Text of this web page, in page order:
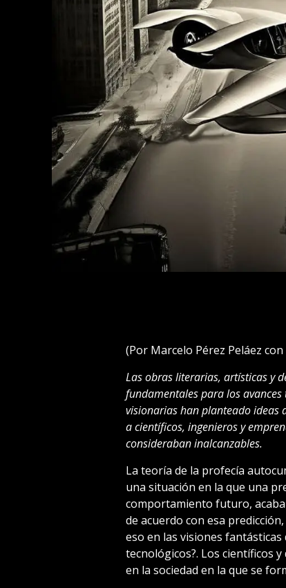
(Por Marcelo Pérez Peláez
Las obras literarias, artísticas y
fundamentales para los
visionarias han planteado ideas
a científicos, ingenieros y
consideraban inalcanzables.
La teoría de la profecía
una situación en la que una
comportamiento futuro,
de acuerdo con esa
eso en las visiones
tecnológicos?. Los científicos
en la sociedad en la que se